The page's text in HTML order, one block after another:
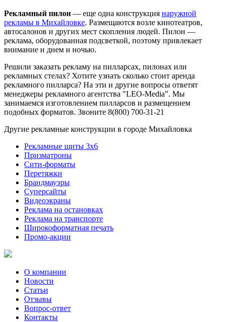
Рекламный пилон — еще одна конструкция наружной
рекламы в Михайловке. Размещаются возле кинотеатров,
автосалонов и других мест скопления людей. Пилон —
реклама, оборудованная подсветкой, поэтому привлекает
внимание и днем и ночью.
Решили заказать рекламу на пилларсах, пилонах или
рекламных стелах? Хотите узнать сколько стоит аренда
рекламного пилларса? На эти и другие вопросы ответят
менеджеры рекламного агентства "LEO-Media”. Мы
занимаемся изготовлением пилларсов и размещением
подобных форматов. Звоните 8(800) 700-31-21
Другие рекламные конструкции в городе Михайловка
Рекламные щиты 3х6
Призматроны
Сити-форматы
Перетяжки
Брандмауэры
Суперсайты
Видеоэкраны
Реклама на остановках
Реклама на транспорте
Широкоформатная печать
Промо-акции
О компании
Новости
Статьи
Отзывы
Вопрос-ответ
Контакты